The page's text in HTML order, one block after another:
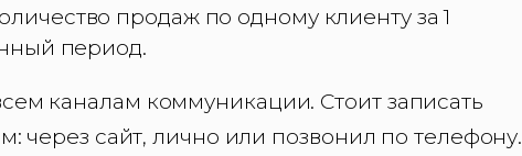
продаж по одному клиенту за 1
период.
каналам коммуникации. Стоит записать
через сайт, лично или позвонил по телефону.